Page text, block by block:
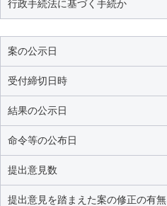
行政手続法に基づく手続か
案の公示日
受付締切日時
結果の公示日
命令等の公布日
提出意見数
提出意見を踏まえた案の修正の有無